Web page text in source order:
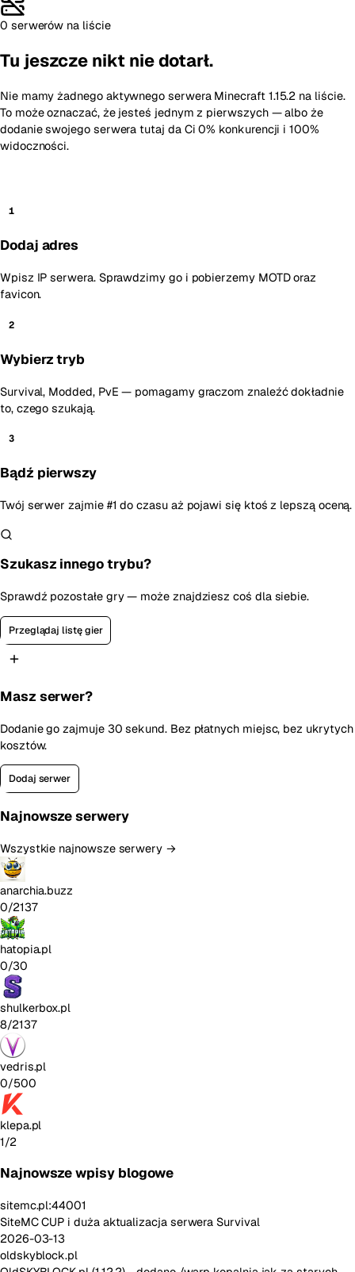
0 serwerów na liście
Tu jeszcze nikt nie dotarł.
Nie mamy żadnego aktywnego serwera Minecraft 1.15.2 na liście.
To może oznaczać, że jesteś jednym z pierwszych — albo że
dodanie swojego serwera tutaj da Ci 0% konkurencji i 100%
widoczności.
1
Dodaj adres
Wpisz IP serwera. Sprawdzimy go i pobierzemy MOTD oraz
favicon.
2
Wybierz tryb
Survival, Modded, PvE — pomagamy graczom znaleźć dokładnie
to, czego szukają.
3
Bądź pierwszy
Twój serwer zajmie #1 do czasu aż pojawi się ktoś z lepszą oceną.
Szukasz innego trybu?
Sprawdź pozostałe gry — może znajdziesz coś dla siebie.
Przeglądaj listę gier
Masz serwer?
Dodanie go zajmuje 30 sekund. Bez płatnych miejsc, bez ukrytych
kosztów.
Dodaj serwer
Najnowsze serwery
Wszystkie najnowsze serwery →
anarchia.buzz
0/2137
hatopia.pl
0/30
shulkerbox.pl
8/2137
vedris.pl
0/500
klepa.pl
1/2
Najnowsze wpisy blogowe
sitemc.pl:44001
SiteMC CUP i duża aktualizacja serwera Survival
2026-03-13
oldskyblock.pl